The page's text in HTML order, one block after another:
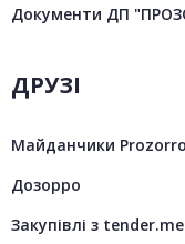
Документи ДП
ДРУЗІ
Майданчики Prozorro
Дозорро
Закупівлі з